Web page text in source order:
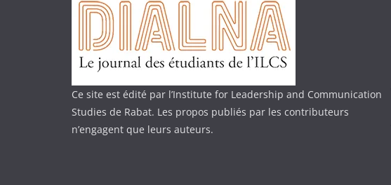
Ce site est édité par l’Institute for Leadership and Communication
Studies de Rabat. Les propos publiés par les contributeurs
n’engagent que leurs auteurs.